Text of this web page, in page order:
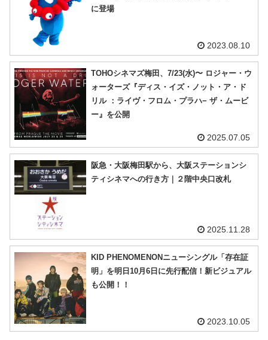
に登場
2023.08.10
TOHOシネマズ梅田、7/23(水)〜 ロジャー・ウ
ォーターズ『ディス・イズ・ノット・ア・ド
リル ：ライヴ・フロム・プラハ− ザ・ムービ
ー』を公開
2025.07.05
阪急・大阪梅田駅から、大阪ステーションシ
ティシネマへの行き方｜２階中央口改札
2025.11.28
KID PHENOMENONニューシングル「存在証
明」を明日10月6日に先行配信！新ビジュアル
も公開！！
2023.10.05